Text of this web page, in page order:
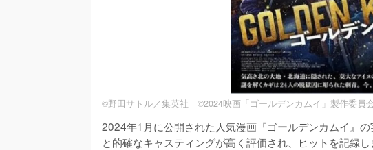
©野田サトル／集英社 ©2024映画「ゴールデンカムイ」製作委員
2024年1月に公開された人気漫画『ゴールデンカムイ』
と的確なキャスティングが高く評価され、ヒットを記録し